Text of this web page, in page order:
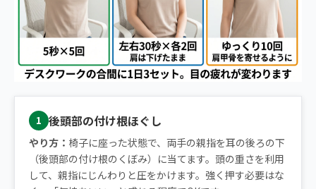
1 後頭部の付け根ほぐし
やり方： 椅子に座った状態で、両手の親指を耳の後ろの下
（後頭部の付け根のくぼみ）に当てます。頭の重さを利用
して、親指にじんわりと圧をかけます。強く押す必要はな